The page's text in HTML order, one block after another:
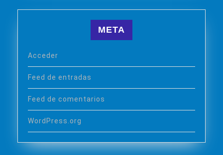
META
Acceder
Feed de entradas
Feed de comentarios
WordPress.org